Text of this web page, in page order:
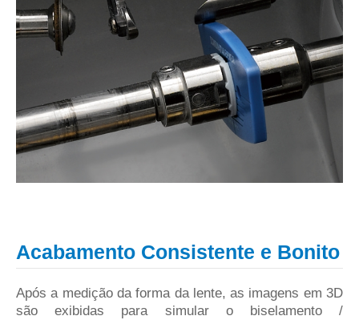
Acabamento Consistente e Bonito
Após a medição da forma da lente, as imagens em 3D
são exibidas para simular o biselamento /